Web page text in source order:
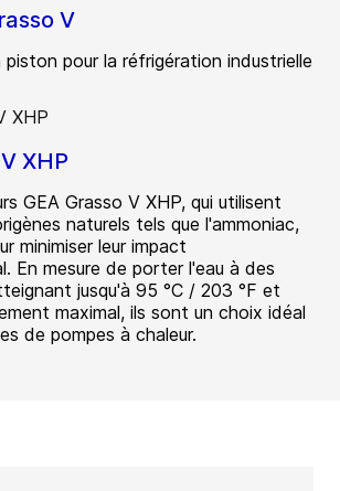
V
piston pour la réfrigération industrielle
XHP
GEA Grasso V XHP, qui utilisent
naturels tels que l'ammoniac,
minimiser leur impact
En mesure de porter l'eau à des
jusqu'à 95 °C / 203 °F et
maximal, ils sont un choix idéal
de pompes à chaleur.